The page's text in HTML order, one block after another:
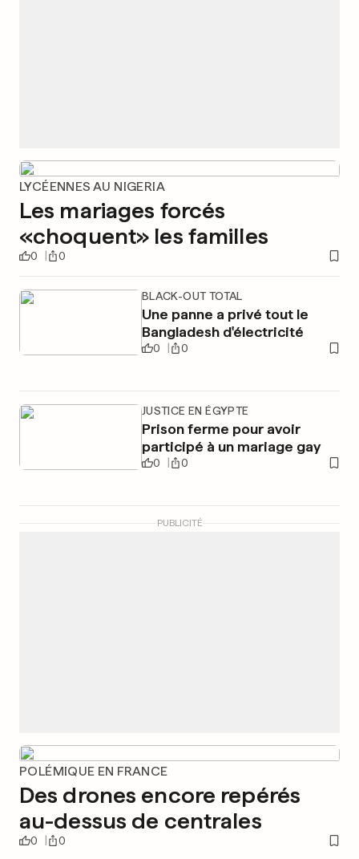
LYCÉENNES AU NIGERIA
Les mariages forcés
«choquent» les familles
0 0
BLACK-OUT TOTAL
Une panne a privé tout le
Bangladesh d'électricité
0 0
JUSTICE EN ÉGYPTE
Prison ferme pour avoir
participé à un mariage gay
0 0
PUBLICITÉ
POLÉMIQUE EN FRANCE
Des drones encore repérés
au-dessus de centrales
0 0